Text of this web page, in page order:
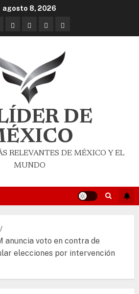
agosto 8, 2026
DE
RELEVANTES DE MÉXICO Y EL
MUNDO
anuncia voto en contra de
elecciones por intervención